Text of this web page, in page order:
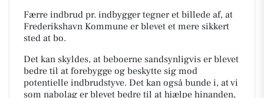
Færre indbrud pr. indbygger tegner et billede af, at
Frederikshavn Kommune er blevet et mere sikkert
sted at bo.
Det kan skyldes, at beboerne sandsynligvis er blevet
bedre til at forebygge og beskytte sig mod
potentielle indbrudstyve. Det kan også bunde i, at vi
som nabolag er blevet bedre til at hjælpe hinanden,